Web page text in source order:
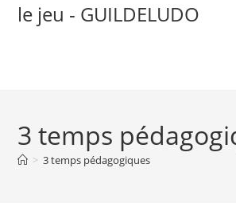
le jeu - GUILDELUDO
3 temps
> 3 temps pédagogiques